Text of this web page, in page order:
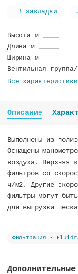
В закладки
Высота м
Длина м
Ширина м
Вентильная группа/
Все характеристики
Описание
Выполнены из
Оснащены
воздуха. Верхняя
фильтров со
ч/м2. Другие
фильтры могут
для выгрузки
Фильтрация -